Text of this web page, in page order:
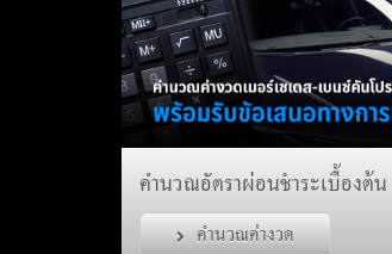
คำนวณอัตราผ่อนชำระเบื้องต้น
คำนวณค่างวด